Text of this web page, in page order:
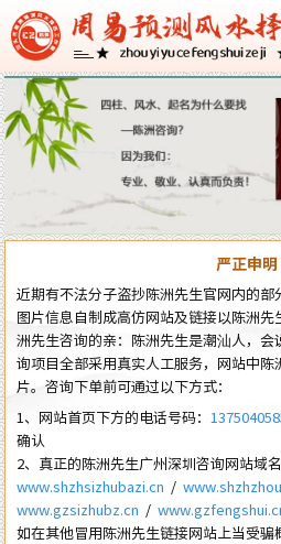
严正申明
近期有不法分子盗抄陈洲先生官网内的
图片信息自制成高仿网站及链接以陈洲
洲先生咨询的亲：陈洲先生是潮汕人，
询项目全部采用真实人工服务，网站中
片。咨询下单前可通过以下方式：
1、网站首页下方的电话号码：
确认
2、真正的陈洲先生广州深圳咨询网站域名
www.shzhsizhubazi.cn /
www.gzsizhubz.cn /
如在其他冒用陈洲先生链接网站上当受骗